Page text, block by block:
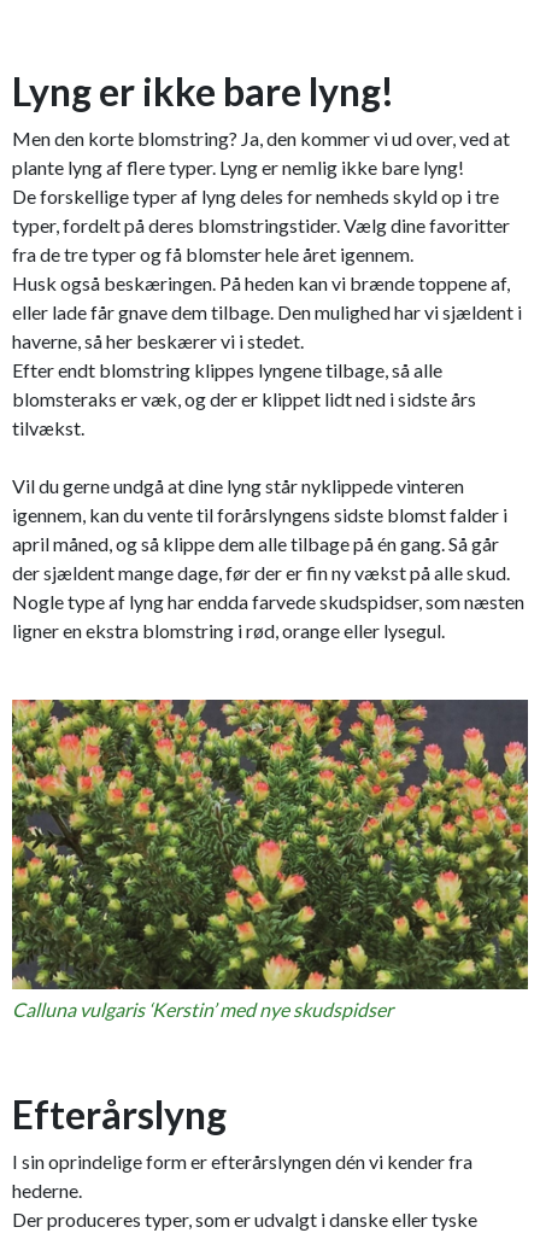
Lyng er ikke bare lyng!
Men den korte blomstring? Ja, den kommer vi ud over, ved at
plante lyng af flere typer. Lyng er nemlig ikke bare lyng!
De forskellige typer af lyng deles for nemheds skyld op i tre
typer, fordelt på deres blomstringstider. Vælg dine favoritter
fra de tre typer og få blomster hele året igennem.
Husk også beskæringen. På heden kan vi brænde toppene af,
eller lade får gnave dem tilbage. Den mulighed har vi sjældent i
haverne, så her beskærer vi i stedet.
Efter endt blomstring klippes lyngene tilbage, så alle
blomsteraks er væk, og der er klippet lidt ned i sidste års
tilvækst.
Vil du gerne undgå at dine lyng står nyklippede vinteren
igennem, kan du vente til forårslyngens sidste blomst falder i
april måned, og så klippe dem alle tilbage på én gang. Så går
der sjældent mange dage, før der er fin ny vækst på alle skud.
Nogle type af lyng har endda farvede skudspidser, som næsten
ligner en ekstra blomstring i rød, orange eller lysegul.
Calluna vulgaris ‘Kerstin’ med nye skudspidser
Efterårslyng
I sin oprindelige form er efterårslyngen dén vi kender fra
hederne.
Der produceres typer, som er udvalgt i danske eller tyske